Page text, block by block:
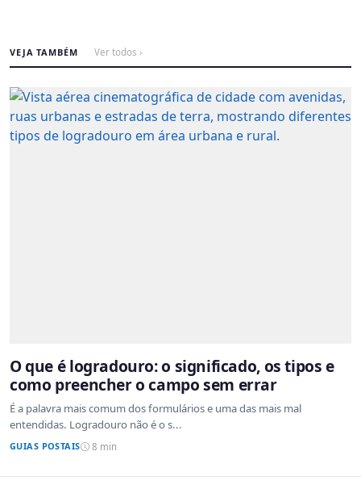
VEJA TAMBÉM Ver todos ›
O que é logradouro: o significado, os tipos e
como preencher o campo sem errar
É a palavra mais comum dos formulários e uma das mais mal
entendidas. Logradouro não é o s...
GUIAS POSTAIS 8 min